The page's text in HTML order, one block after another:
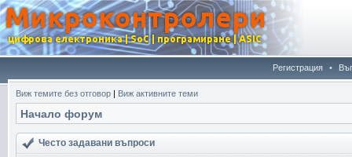
Регистрация •
Виж темите без отговор | Виж активните теми
Начало форум
Често задавани въпроси